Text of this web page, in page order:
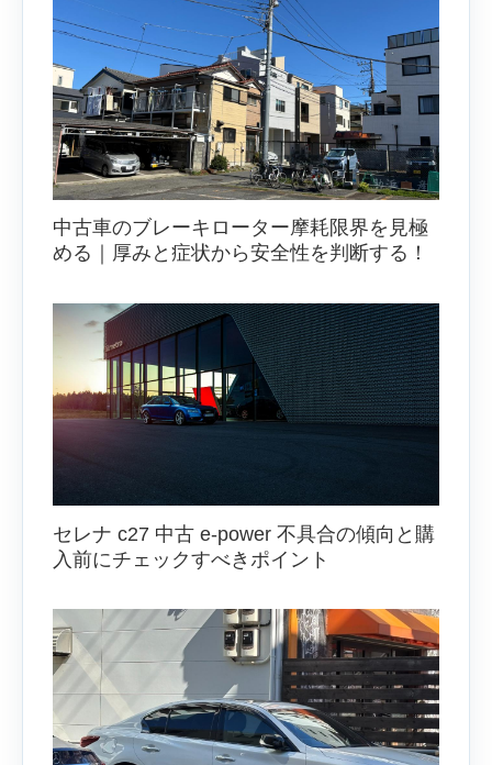
中古車のブレーキローター摩耗限界を見極
める｜厚みと症状から安全性を判断する！
セレナ c27 中古 e-power 不具合の傾向と購
入前にチェックすべきポイント